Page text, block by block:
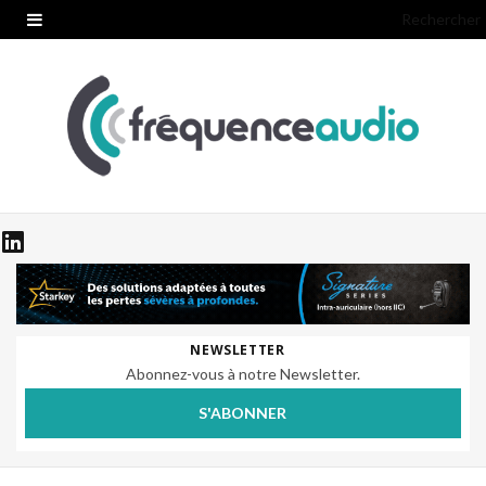
NEWSLETTER
Abonnez-vous à notre Newsletter.
S'ABONNER